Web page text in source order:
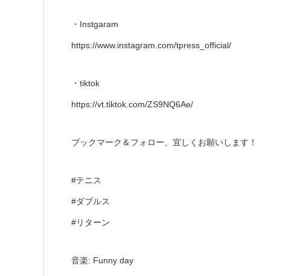
・Instgaram
https://www.instagram.com/tpress_official/
・tiktok
https://vt.tiktok.com/ZS9NQ6Ae/
ブックマーク＆フォロー、宜しくお願いします！
#テニス
#ダブルス
#リターン
音楽: Funny day